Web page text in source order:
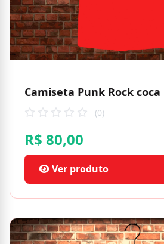
Camiseta Punk Rock coca
(0)
R$ 80,00
Ver produto